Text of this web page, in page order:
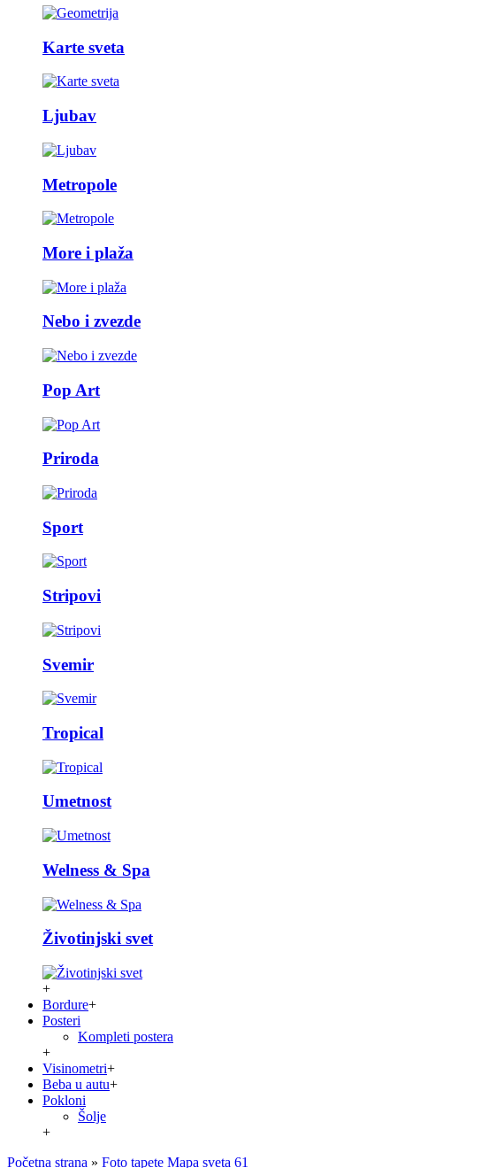
Karte sveta
Ljubav
Metropole
More i plaža
Nebo i zvezde
Pop Art
Priroda
Sport
Stripovi
Svemir
Tropical
Umetnost
Welness & Spa
Životinjski svet
+
Bordure+
Posteri
Kompleti postera
+
Visinometri+
Beba u autu+
Pokloni
Šolje
+
Početna strana » Foto tapete Mapa sveta 61